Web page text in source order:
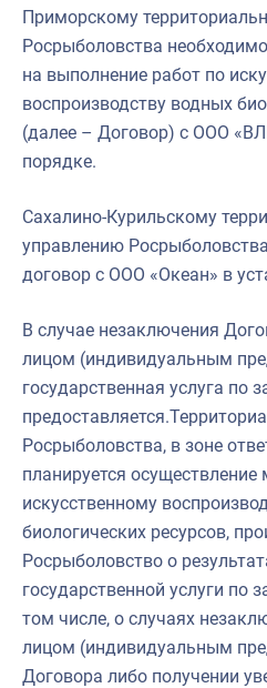
Приморскому
Росрыболовства
на выполнение работ по
воспроизводству водных
(далее – Договор) с ООО
порядке.
Сахалино-Курильскому
управлению
договор с ООО «Океан» в
В случае незаключения
лицом (индивидуальным
государственная услуга по
Росрыболовства, в зоне
планируется
искусственному
биологических ресурсов,
Росрыболовство о
государственной услуги по
том числе, о случаях
лицом (индивидуальным
Договора либо получении